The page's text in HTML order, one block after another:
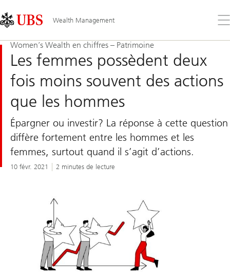
Links
Area
Wealth Management
le
Women’s Wealth en chiffres – Patrimoine
Les femmes possèdent deux
fois moins souvent des actions
que les hommes
Épargner ou investir? La réponse à cette question
diffère fortement entre les hommes et les
femmes, surtout quand il s’agit d’actions.
10 févr. 2021 2 minutes de lecture